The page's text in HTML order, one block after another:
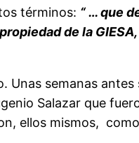
términos: “ … que
de la
Unas semanas antes
Salazar que
ellos mismos,